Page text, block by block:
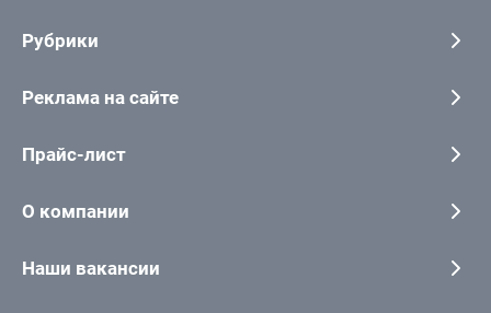
Рубрики
Реклама на сайте
Прайс-лист
О компании
Наши вакансии